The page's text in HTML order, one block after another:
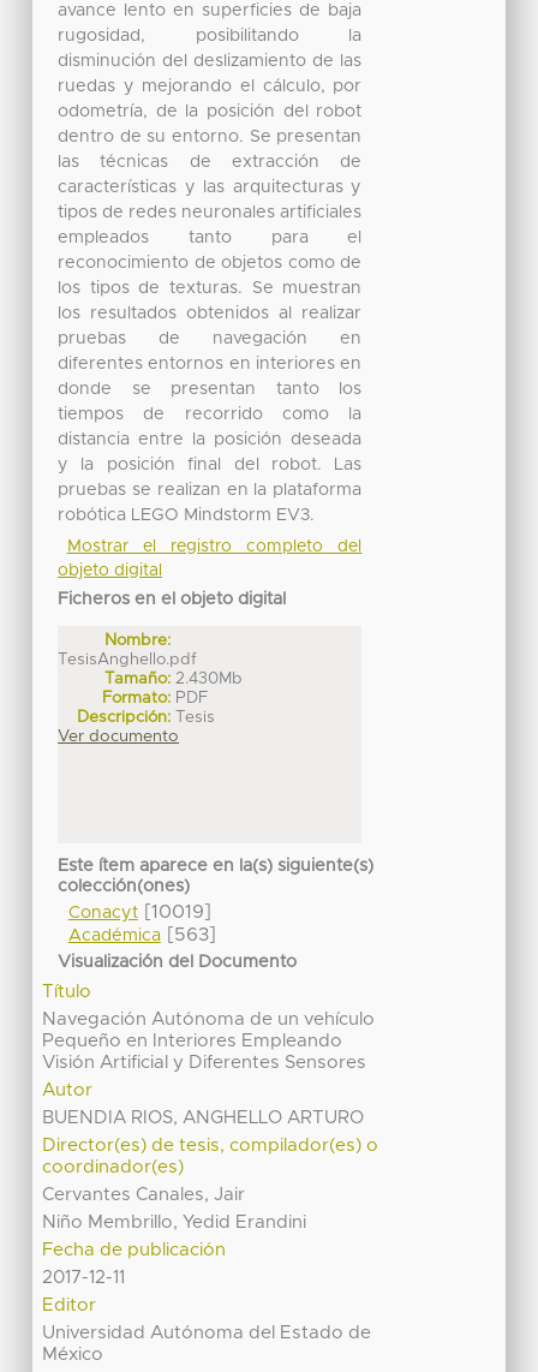
avance lento en superficies de baja
rugosidad, posibilitando la
disminución del deslizamiento de las
ruedas y mejorando el cálculo, por
odometría, de la posición del robot
dentro de su entorno. Se presentan
las técnicas de extracción de
características y las arquitecturas y
tipos de redes neuronales artificiales
empleados tanto para el
reconocimiento de objetos como de
los tipos de texturas. Se muestran
los resultados obtenidos al realizar
pruebas de navegación en
diferentes entornos en interiores en
donde se presentan tanto los
tiempos de recorrido como la
distancia entre la posición deseada
y la posición final del robot. Las
pruebas se realizan en la plataforma
robótica LEGO Mindstorm EV3.
Mostrar el registro completo del
objeto digital
Ficheros en el objeto digital
Nombre:
TesisAnghello.pdf
Tamaño: 2.430Mb
Formato: PDF
Descripción: Tesis
Ver documento
Este ítem aparece en la(s) siguiente(s)
colección(ones)
Conacyt[10019]
Académica[563]
Visualización del Documento
Título
Navegación Autónoma de un vehículo
Pequeño en Interiores Empleando
Visión Artificial y Diferentes Sensores
Autor
BUENDIA RIOS, ANGHELLO ARTURO
Director(es) de tesis, compilador(es) o
coordinador(es)
Cervantes Canales, Jair
Niño Membrillo, Yedid Erandini
Fecha de publicación
2017-12-11
Editor
Universidad Autónoma del Estado de
México